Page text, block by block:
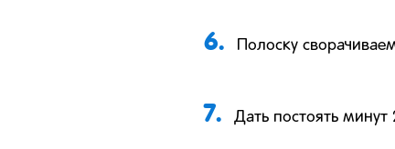
6. Полоску
7. Дать постоять минут